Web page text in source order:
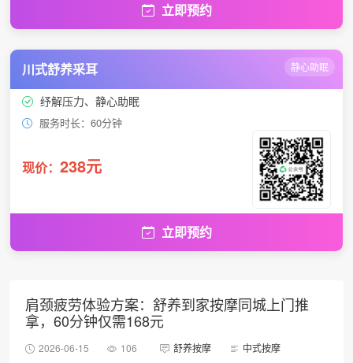
立即预约
川式舒养采耳 静心助眠
纾解压力、静心助眠
服务时长：60分钟
现价： 238元
立即预约
肩颈疲劳体验方案：舒养到家按摩同城上门推
拿，60分钟仅需168元
2026-06-15 106 舒养按摩 中式按摩